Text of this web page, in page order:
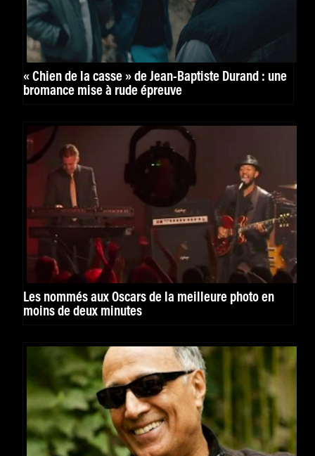
« Chien de la casse » de Jean-Baptiste Durand : une
bromance mise à rude épreuve
Les nommés aux Oscars de la meilleure photo en
moins de deux minutes